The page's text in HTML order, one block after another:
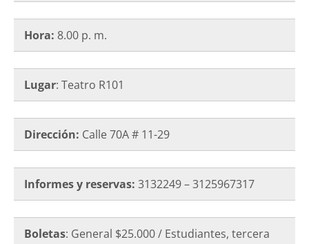
Hora: 8.00 p. m.
Lugar: Teatro R101
Dirección: Calle 70A # 11-29
Informes y reservas: 3132249 – 3125967317
Boletas: General $25.000 / Estudiantes, tercera